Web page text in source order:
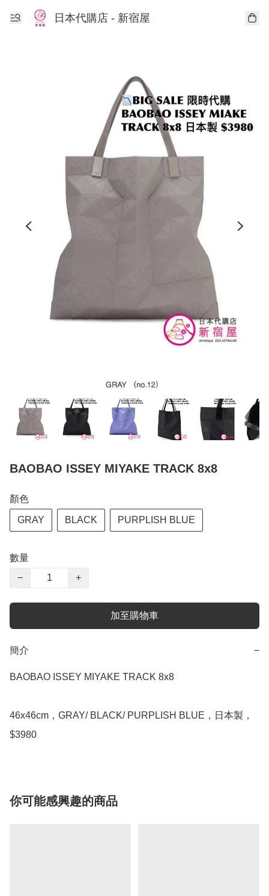
日本代購店 - 新宿屋
BAOBAO ISSEY MIYAKE TRACK 8x8
顏色
GRAY BLACK PURPLISH BLUE
數量
−
+
加至購物車
簡介 −
BAOBAO ISSEY MIYAKE TRACK 8x8
46x46cm，GRAY/ BLACK/ PURPLISH BLUE，日本製，
$3980
你可能感興趣的商品